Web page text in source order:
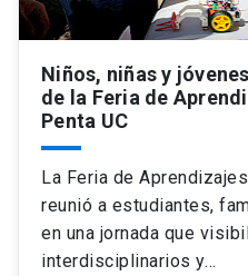
Niños, niñas y
de la Feria de
Penta UC
La Feria de
reunió a estudiantes,
en una jornada que
interdisciplinarios y…